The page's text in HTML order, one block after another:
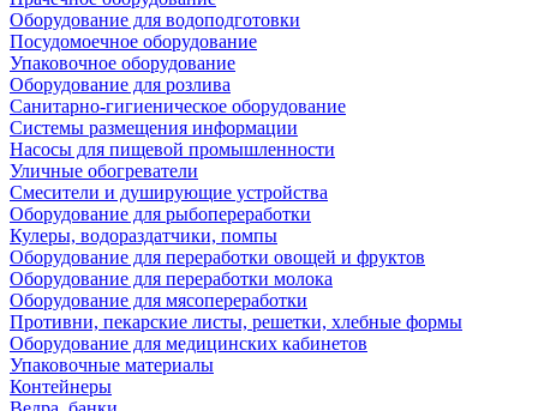
Оборудование для водоподготовки
Посудомоечное оборудование
Упаковочное оборудование
Оборудование для розлива
Санитарно-гигиеническое оборудование
Системы размещения информации
Насосы для пищевой промышленности
Уличные обогреватели
Смесители и душирующие устройства
Оборудование для рыбопереработки
Кулеры, водораздатчики, помпы
Оборудование для переработки овощей и фруктов
Оборудование для переработки молока
Оборудование для мясопереработки
Противни, пекарские листы, решетки, хлебные формы
Оборудование для медицинских кабинетов
Упаковочные материалы
Контейнеры